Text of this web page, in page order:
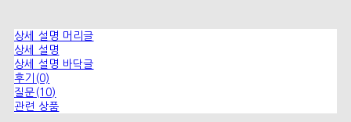
상세 설명 머리글
상세 설명
상세 설명 바닥글
후기(0)
질문(10)
관련 상품